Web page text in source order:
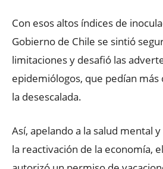
Con esos altos índices de
Gobierno de Chile se sintió
limitaciones y desafió las
epidemiólogos, que pedían
la desescalada.
Así, apelando a la salud mental
la reactivación de la economía,